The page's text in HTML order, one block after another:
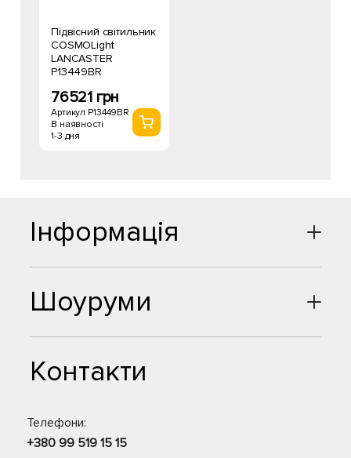
Підвісний світильник
COSMOLight
LANCASTER
P13449BR
76521 грн
Артикул P13449BR
В наявності
1-3 дня
Шоуруми
Контакти
Телефони:
+380 99 519 15 15
Інформація